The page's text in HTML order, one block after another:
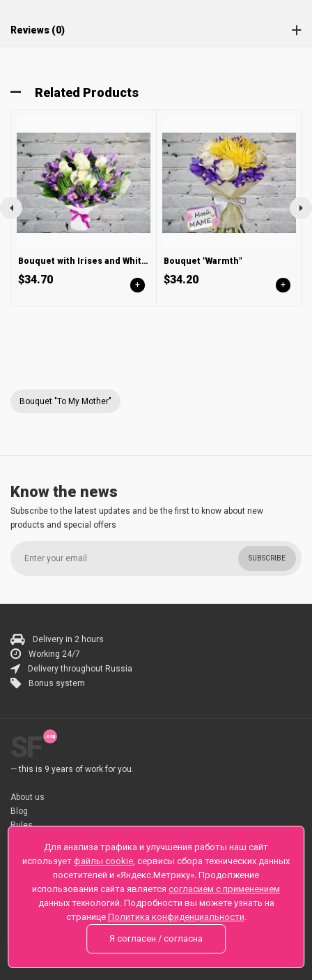
Reviews (0)
Related Products
Bouquet with Irises and White Roses
$34.70 +
Bouquet "Warmth"
$34.20 +
Bouquet "To My Mother"
Know the news
Subscribe to the latest updates and be the first to know about new
products and special offers
SUBSCRIBE
Delivery in 2 hours
Working 24/7
Delivery throughout Russia
Bonus system
— this is 9 years of work for you.
About us
Blog
Rules
About flower Delivery
Payment
Telegramm
Sankt-Peterburg, Zaozernaya 6
+7 (812) 425-01-16
Questions? Call 24 hours
Для анализа трафика и улучшения работы наш сайт
использует файлы cookie, сервисы сбора технических данных
посетителей и «Яндекс.Метрику». Продолжение
использования сайта является согласием с применением
данных технологий. Подробности вы можете узнать на
странице Политика конфиденциальности.
Я согласен / согласна